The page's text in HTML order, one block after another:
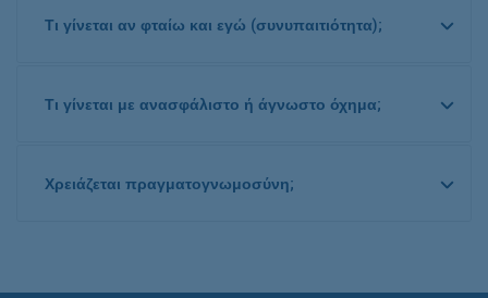
Τι γίνεται αν φταίω και εγώ (συνυπαιτιότητα);
Τι γίνεται με ανασφάλιστο ή άγνωστο όχημα;
Χρειάζεται πραγματογνωμοσύνη;